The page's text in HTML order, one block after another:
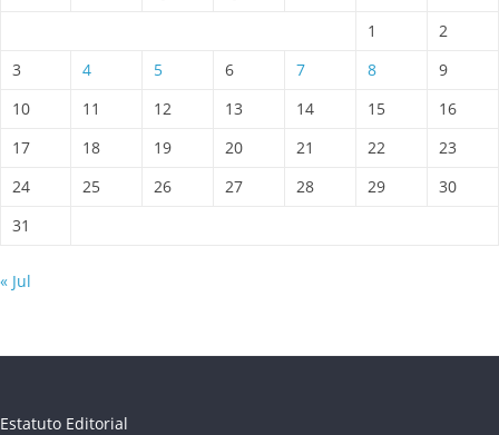
1
2
3
4 5 6 7 8
9
10
11 12 13 14 15
16
17
18 19 20 21 22
23
24
25 26 27 28 29
30
31
« Jul
Estatuto Editorial